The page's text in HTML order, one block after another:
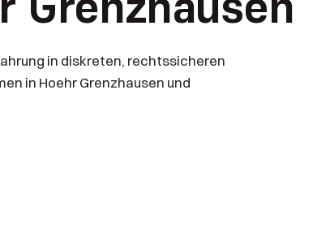
in diskreten, rechtssicheren
in Hoehr Grenzhausen und